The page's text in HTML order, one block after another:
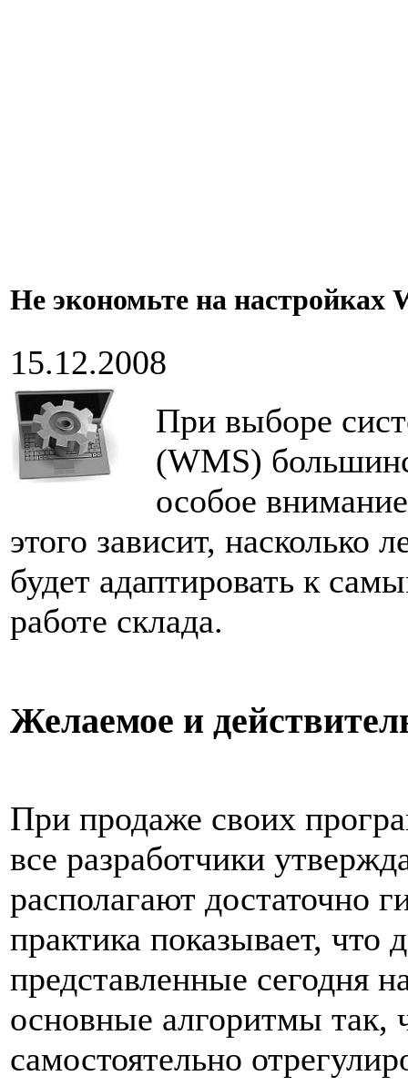
Не экономьте на настройках
15.12.2008
При выборе
(WMS)
особое
этого зависит, насколько
будет адаптировать к
работе склада.
Желаемое и
При продаже своих
все разработчики
располагают достаточно
практика показывает, что
представленные сегодня
основные алгоритмы так,
самостоятельно